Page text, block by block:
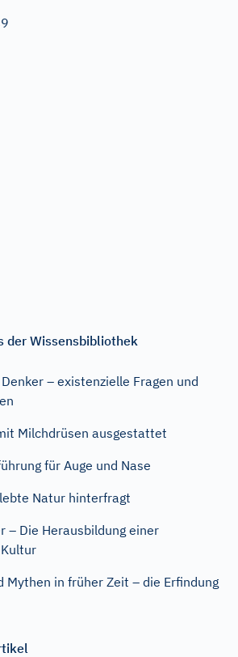
der Wissensbibliothek
– existenzielle Fragen und
Milchdrüsen ausgestattet
für Auge und Nase
Natur hinterfragt
– Die Herausbildung einer
Mythen in früher Zeit – die Erfindung